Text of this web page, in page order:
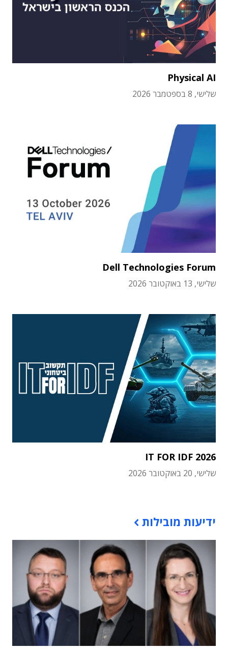
Physical AI
שלישי, 8 בספטמבר 2026
Dell Technologies Forum
שלישי, 13 באוקטובר 2026
IT FOR IDF 2026
שלישי, 20 באוקטובר 2026
ידיעות מובילות